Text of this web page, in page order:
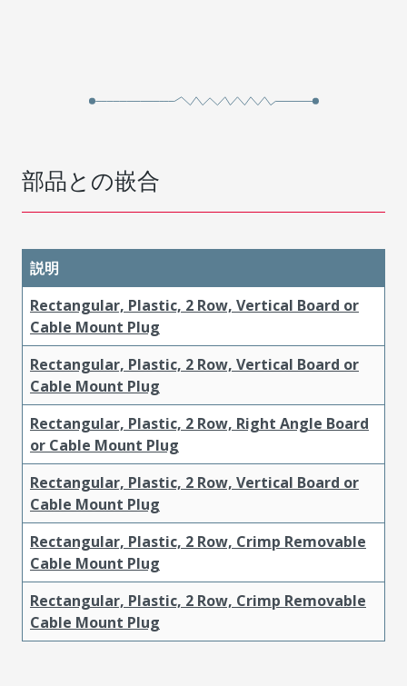
部品との嵌合
説明
Rectangular, Plastic, 2 Row, Vertical Board or
Cable Mount Plug
Rectangular, Plastic, 2 Row, Vertical Board or
Cable Mount Plug
Rectangular, Plastic, 2 Row, Right Angle Board
or Cable Mount Plug
Rectangular, Plastic, 2 Row, Vertical Board or
Cable Mount Plug
Rectangular, Plastic, 2 Row, Crimp Removable
Cable Mount Plug
Rectangular, Plastic, 2 Row, Crimp Removable
Cable Mount Plug